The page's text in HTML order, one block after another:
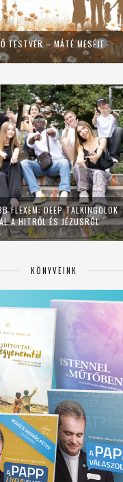
TESTVÉR – MÁTÉ MESÉJE
FLEXEM: DEEP TALKINGOLOK
A HITRŐL ÉS JÉZUSRÓL
KÖNYVEINK